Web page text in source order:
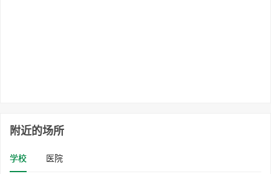
附近的场所
学校 医院